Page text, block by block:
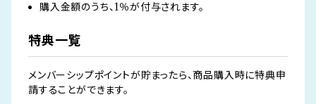
購入金額のうち、1％が付与されます。
特典一覧
メンバーシップポイントが貯まったら、商品購入時に特典申
請することができます。